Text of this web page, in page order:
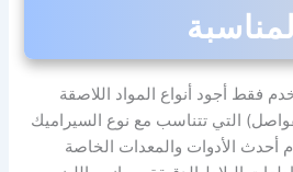
المناسبة
فقط أجود أنواع المواد اللاصقة
التي تتناسب مع نوع السيراميك
أحدث الأدوات والمعدات الخاصة